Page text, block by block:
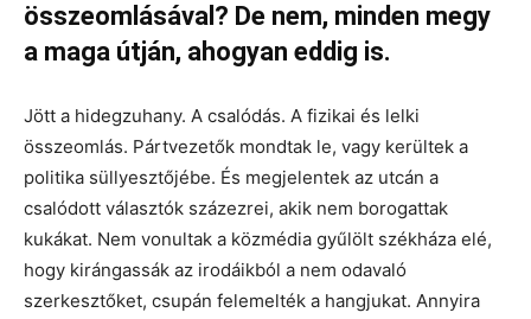
összeomlásával? De nem, minden megy
a maga útján, ahogyan eddig is.
Jött a hidegzuhany. A csalódás. A fizikai és lelki
összeomlás. Pártvezetők mondtak le, vagy kerültek a
politika süllyesztőjébe. És megjelentek az utcán a
csalódott választók százezrei, akik nem borogattak
kukákat. Nem vonultak a közmédia gyűlölt székháza elé,
hogy kirángassák az irodáikból a nem odavaló
szerkesztőket, csupán felemelték a hangjukat. Annyira